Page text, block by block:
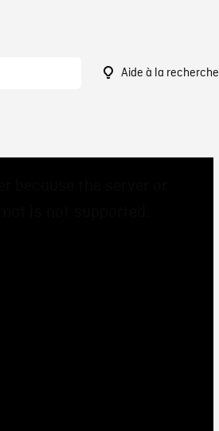
Aide à la recherche